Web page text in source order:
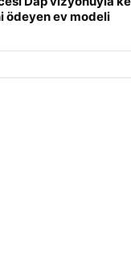
ödeyen ev modeli